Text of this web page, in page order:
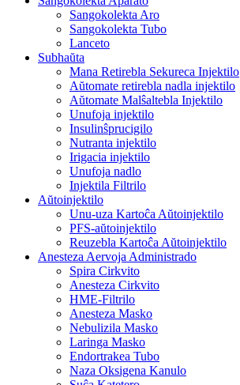
Sangokolekta Aro
Sangokolekta Tubo
Lanceto
Subhaŭta
Mana Retirebla Sekureca Injektilo
Aŭtomate retirebla nadla injektilo
Aŭtomate Malŝaltebla Injektilo
Unufoja injektilo
Insulinŝprucigilo
Nutranta injektilo
Irigacia injektilo
Unufoja nadlo
Injektila Filtrilo
Aŭtoinjektilo
Unu-uza Kartoĉa Aŭtoinjektilo
PFS-aŭtoinjektilo
Reuzebla Kartoĉa Aŭtoinjektilo
Anesteza Aervoja Administrado
Spira Cirkvito
Anesteza Cirkvito
HME-Filtrilo
Anesteza Masko
Nebulizila Masko
Laringa Masko
Endortrakea Tubo
Naza Oksigena Kanulo